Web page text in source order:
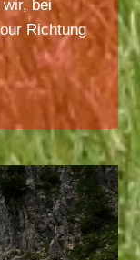
bei
Richtung